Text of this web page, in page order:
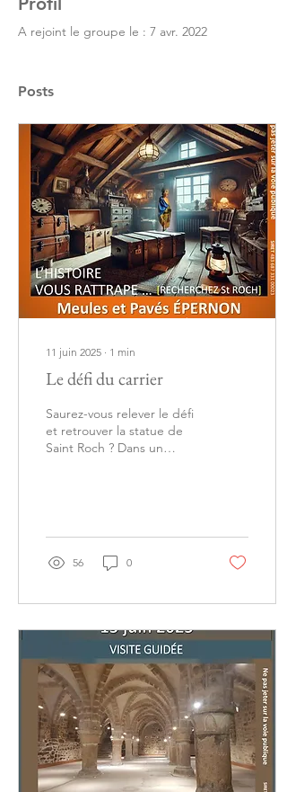
A rejoint le groupe le : 7 avr. 2022
Posts
11 juin 2025 ∙ 1 min
Le défi du carrier
Saurez-vous relever le défi
et retrouver la statue de
Saint Roch ? Dans un
56 0